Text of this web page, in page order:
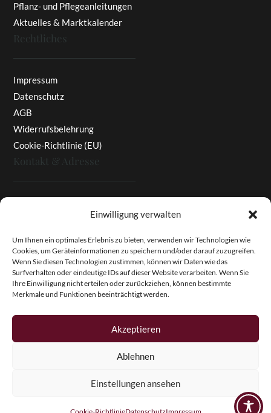
Einwilligung verwalten
Um Ihnen ein optimales Erlebnis zu bieten, verwenden wir Technologien wie
Cookies, um Geräteinformationen zu speichern und/oder darauf zuzugreifen.
Wenn Sie diesen Technologien zustimmen, können wir Daten wie das
Surfverhalten oder eindeutige IDs auf dieser Website verarbeiten. Wenn Sie
Ihre Einwilligung nicht erteilen oder zurückziehen, können bestimmte
Merkmale und Funktionen beeinträchtigt werden.
Akzeptieren
Ablehnen
Einstellungen ansehen
Pflanz- und Pflegeanleitungen
Aktuelles & Marktkalender
Rechtliches
Impressum
Datenschutz
AGB
Widerrufsbelehrung
Cookie-Richtlinie (EU)
Kontakt & Adresse
Heinz Enzinger-Panitz
Aussergernwallen 3
94166 Stubenberg
Deutschland
Tel.:+49 (0)8574 - 91 97 79
info@pfingstrosen.eu
Copyright © 2026 Magic Garden Paeonies. Rottaler